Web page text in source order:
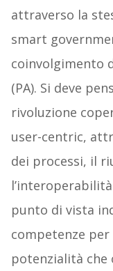
attraverso la
smart
coinvolgimento
(PA). Si deve
rivoluzione
user-centric,
dei processi, il
punto di vista
competenze
potenzialità che